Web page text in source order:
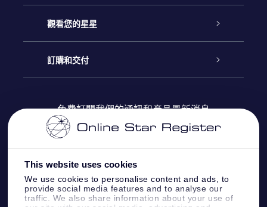
This website uses cookies
We use cookies to personalise content and ads, to
provide social media features and to analyse our
traffic. We also share information about your use of
聯繫我們
博客
評論
Online Star禮物
OSR禮物包
OSR 禮物卡
公司禮品
觀看您的星星
星星注册
個性化的Star Page
One Million Stars
OSR Starsaver
訂購和交付
付款資訊
配送信息
退貨政策
免費訂閱我們的通訊和產品最新消息